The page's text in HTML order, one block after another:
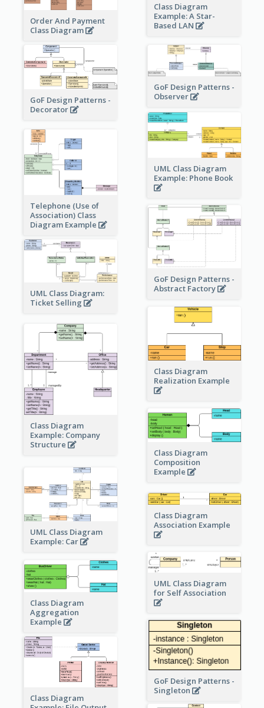
Order And Payment
Class Diagram
Class Diagram
Example: A Star-
Based LAN
GoF Design Patterns -
Decorator
GoF Design Patterns -
Observer
UML Class Diagram
Example: Phone Book
Telephone (Use of
Association) Class
Diagram Example
GoF Design Patterns -
Abstract Factory
UML Class Diagram:
Ticket Selling
Class Diagram
Realization Example
Class Diagram
Example: Company
Structure
Class Diagram
Composition
Example
UML Class Diagram
Example: Car
Class Diagram
Association Example
UML Class Diagram
for Self Association
Class Diagram
Aggregation
Example
GoF Design Patterns -
Singleton
Class Diagram